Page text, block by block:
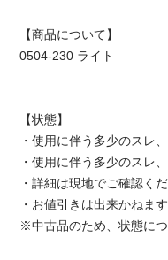
【商品について】
0504-230 ライト
【状態】
・使用に伴う多少のスレ
・使用に伴う多少のスレ
・詳細は現地でご確認く
・お値引きは出来かねま
※中古品のため、状態に